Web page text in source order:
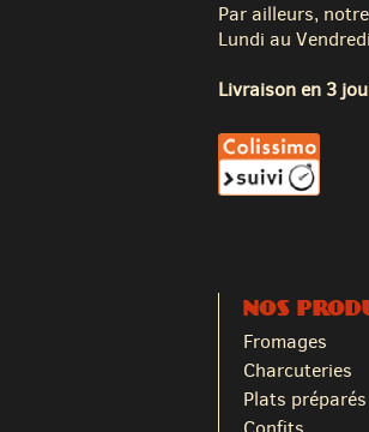
Par ailleurs,
Lundi au
Livraison en 3
NOS
Fromages
Charcuteries
Plats préparés